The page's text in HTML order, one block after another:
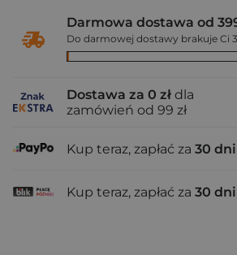
Darmowa dostawa od
Do darmowej dostawy brakuje Ci
Dostawa za 0 zł dla
zamówień od 99 zł
Kup teraz, zapłać za 30 dni
Kup teraz, zapłać za 30 dni